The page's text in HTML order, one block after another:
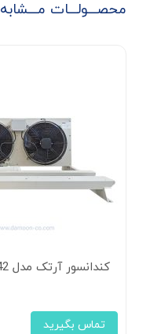
محصـــولـــات مـــشابه
کندانسور آرتک مدل S-E42
تماس بگیرید